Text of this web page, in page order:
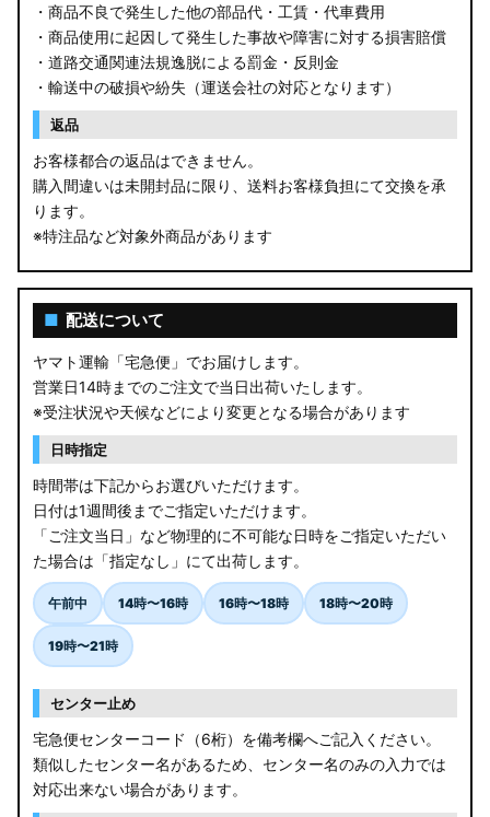
・商品不良で発生した他の部品代・工賃・代車費用
・商品使用に起因して発生した事故や障害に対する損害賠償
・道路交通関連法規逸脱による罰金・反則金
・輸送中の破損や紛失（運送会社の対応となります）
返品
お客様都合の返品はできません。
購入間違いは未開封品に限り、送料お客様負担にて交換を承
ります。
※特注品など対象外商品があります
■ 配送について
ヤマト運輸「宅急便」でお届けします。
営業日14時までのご注文で当日出荷いたします。
※受注状況や天候などにより変更となる場合があります
日時指定
時間帯は下記からお選びいただけます。
日付は1週間後までご指定いただけます。
「ご注文当日」など物理的に不可能な日時をご指定いただい
た場合は「指定なし」にて出荷します。
午前中 14時〜16時 16時〜18時 18時〜20時
19時〜21時
センター止め
宅急便センターコード（6桁）を備考欄へご記入ください。
類似したセンター名があるため、センター名のみの入力では
対応出来ない場合があります。